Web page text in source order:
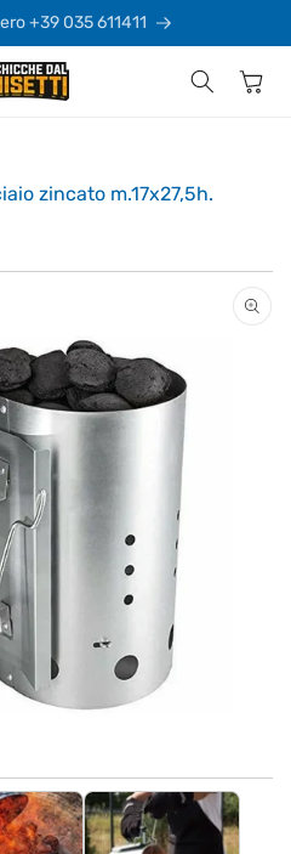
+39 035 611411
Carrello
zincato m.17x27,5h.